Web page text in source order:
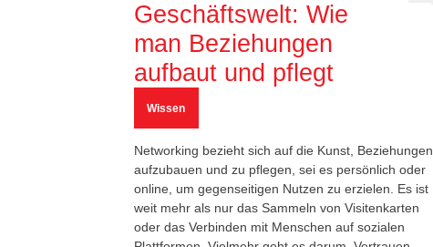
Geschäftswelt: Wie
man Beziehungen
aufbaut und pflegt
Wissen
Networking bezieht sich auf die Kunst, Beziehungen
aufzubauen und zu pflegen, sei es persönlich oder
online, um gegenseitigen Nutzen zu erzielen. Es ist
weit mehr als nur das Sammeln von Visitenkarten
oder das Verbinden mit Menschen auf sozialen